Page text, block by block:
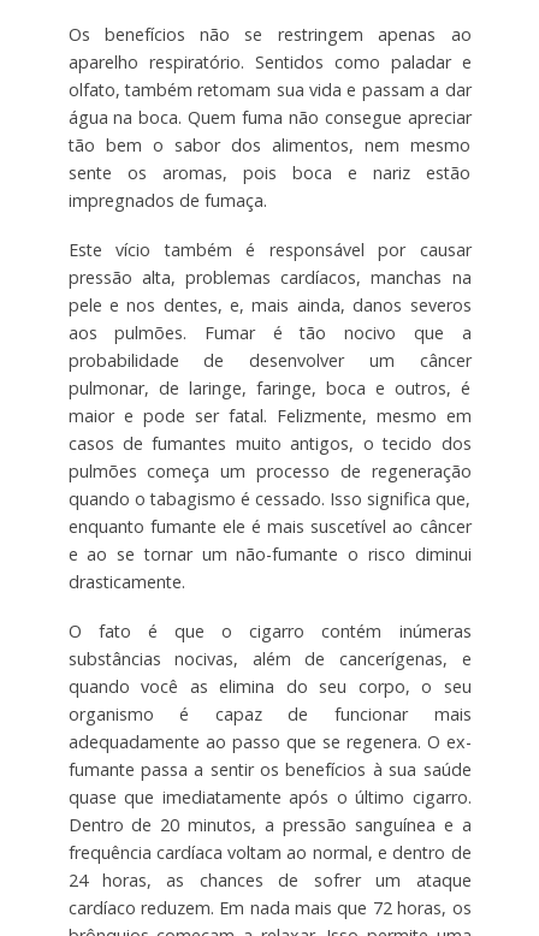
Os benefícios não se restringem apenas ao
aparelho respiratório. Sentidos como paladar e
olfato, também retomam sua vida e passam a dar
água na boca. Quem fuma não consegue apreciar
tão bem o sabor dos alimentos, nem mesmo
sente os aromas, pois boca e nariz estão
impregnados de fumaça.
Este vício também é responsável por causar
pressão alta, problemas cardíacos, manchas na
pele e nos dentes, e, mais ainda, danos severos
aos pulmões. Fumar é tão nocivo que a
probabilidade de desenvolver um câncer
pulmonar, de laringe, faringe, boca e outros, é
maior e pode ser fatal. Felizmente, mesmo em
casos de fumantes muito antigos, o tecido dos
pulmões começa um processo de regeneração
quando o tabagismo é cessado. Isso significa que,
enquanto fumante ele é mais suscetível ao câncer
e ao se tornar um não-fumante o risco diminui
drasticamente.
O fato é que o cigarro contém inúmeras
substâncias nocivas, além de cancerígenas, e
quando você as elimina do seu corpo, o seu
organismo é capaz de funcionar mais
adequadamente ao passo que se regenera. O ex-
fumante passa a sentir os benefícios à sua saúde
quase que imediatamente após o último cigarro.
Dentro de 20 minutos, a pressão sanguínea e a
frequência cardíaca voltam ao normal, e dentro de
24 horas, as chances de sofrer um ataque
cardíaco reduzem. Em nada mais que 72 horas, os